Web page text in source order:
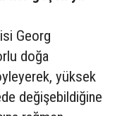
Georg
doğa
yüksek
değişebildiğine